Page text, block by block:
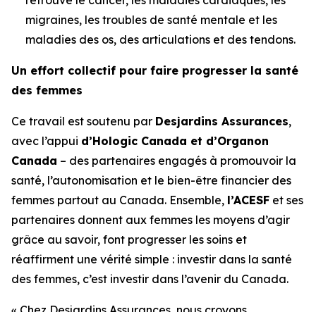
migraines, les troubles de santé mentale et les
maladies des os, des articulations et des tendons.
Un effort collectif pour faire progresser la santé
des femmes
Ce travail est soutenu par Desjardins Assurances,
avec l’appui d’Hologic Canada et d’Organon
Canada – des partenaires engagés à promouvoir la
santé, l’autonomisation et le bien-être financier des
femmes partout au Canada. Ensemble, l’ACESF et ses
partenaires donnent aux femmes les moyens d’agir
grâce au savoir, font progresser les soins et
réaffirment une vérité simple : investir dans la santé
des femmes, c’est investir dans l’avenir du Canada.